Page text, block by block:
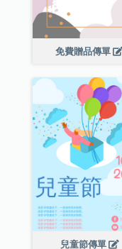
免費贈品傳單
兒童節傳單